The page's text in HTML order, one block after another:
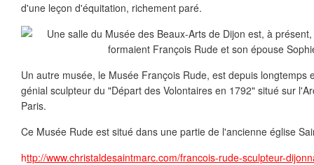
d'une leçon d'équitation, richement paré.
Un autre musée, le Musée François Rude, est depuis longtemps
génial sculpteur du "Départ des Volontaires en 1792" situé sur
Paris.
Ce Musée Rude est situé dans une partie de l'ancienne église
http://www.christaldesaintmarc.com/francois-rude-sculpteur-